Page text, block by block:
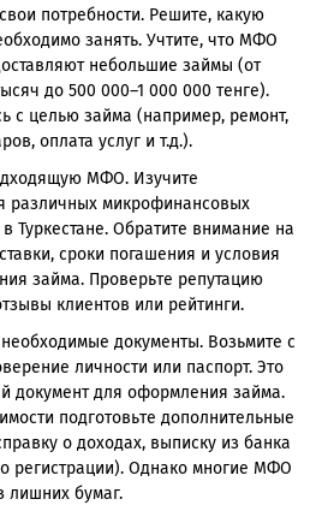
потребности. Решите, какую
занять. Учтите, что МФО
небольшие займы (от
до 500 000–1 000 000 тенге).
с целью займа (например, ремонт,
оплата услуг и т.д.).
МФО. Изучите
различных микрофинансовых
Туркестане. Обратите внимание на
сроки погашения и условия
займа. Проверьте репутацию
клиентов или рейтинги.
необходимые документы. Возьмите с
личности или паспорт. Это
документ для оформления займа.
подготовьте дополнительные
о доходах, выписку из банка
регистрации). Однако многие МФО
лишних бумаг.